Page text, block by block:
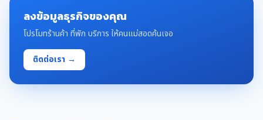
ลงข้อมูลธุรกิจของคุณ
โปรโมทร้านค้า ที่พัก บริการ ให้คนแม่สอดค้นเจอ
ติดต่อเรา →